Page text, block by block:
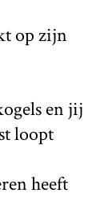
op zijn
en jij
loopt
heeft